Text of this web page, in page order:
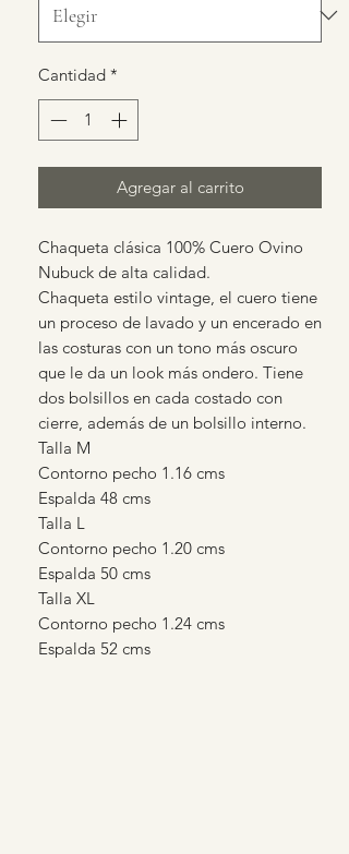
Cantidad *
Agregar al carrito
Chaqueta clásica 100% Cuero Ovino
Nubuck de alta calidad.
Chaqueta estilo vintage, el cuero tiene
un proceso de lavado y un encerado en
las costuras con un tono más oscuro
que le da un look más ondero. Tiene
dos bolsillos en cada costado con
cierre, además de un bolsillo interno.
Talla M
Contorno pecho 1.16 cms
Espalda 48 cms
Talla L
Contorno pecho 1.20 cms
Espalda 50 cms
Talla XL
Contorno pecho 1.24 cms
Espalda 52 cms